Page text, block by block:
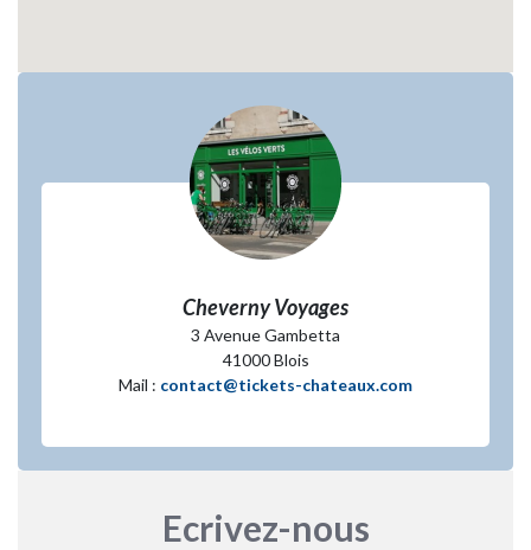
Ecrivez-nous
Cheverny Voyages
3 Avenue Gambetta
41000 Blois
Mail : contact@tickets-chateaux.com